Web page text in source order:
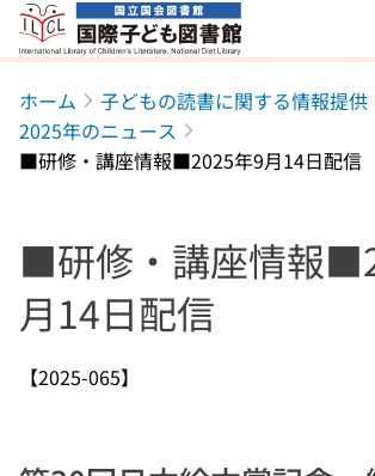
本文へ移動
ホーム
子どもの読書に関する情報提供
2025年のニュース
■研修・講座情報■2025年9月14日配信
■研修・講座情報
月14日配信
【2025-065】